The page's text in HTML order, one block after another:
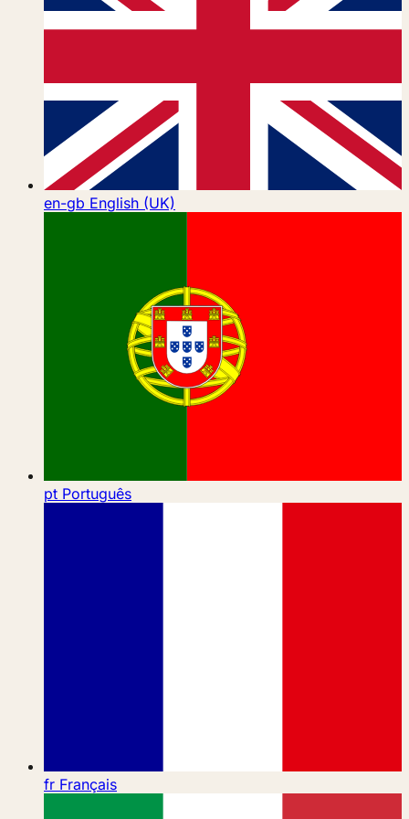
en-gb English (UK)
pt Português
fr Français